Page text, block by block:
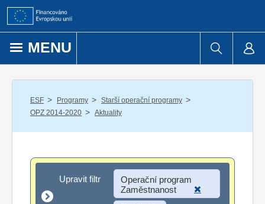
Přejít k obsahu
MENU
ESF / Programy / Starší operační programy /
OPZ 2014-2020 / Aktuality
Upravit filtr
Upravit filtr
Operační program
Zaměstnanost